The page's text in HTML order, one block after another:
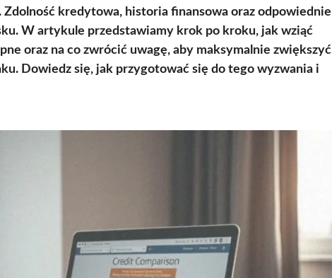
Zdolność kredytowa, historia finansowa oraz odpowiednie
W artykule przedstawiamy krok po kroku, jak wziąć
oraz na co zwrócić uwagę, aby maksymalnie zwiększyć
Dowiedz się, jak przygotować się do tego wyzwania i